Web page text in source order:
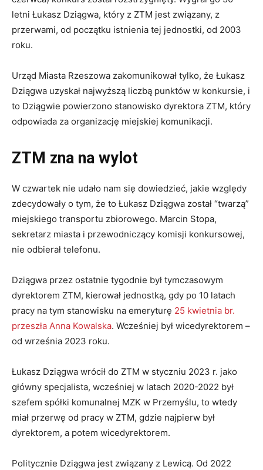
letni Łukasz Dziągwa, który z ZTM jest związany, z
przerwami, od początku istnienia tej jednostki, od 2003
roku.
Urząd Miasta Rzeszowa zakomunikował tylko, że Łukasz
Dziągwa uzyskał najwyższą liczbą punktów w konkursie, i
to Dziągwie powierzono stanowisko dyrektora ZTM, który
odpowiada za organizację miejskiej komunikacji.
ZTM zna na wylot
W czwartek nie udało nam się dowiedzieć, jakie względy
zdecydowały o tym, że to Łukasz Dziągwa został “twarzą”
miejskiego transportu zbiorowego. Marcin Stopa,
sekretarz miasta i przewodniczący komisji konkursowej,
nie odbierał telefonu.
Dziągwa przez ostatnie tygodnie był tymczasowym
dyrektorem ZTM, kierował jednostką, gdy po 10 latach
pracy na tym stanowisku na emeryturę 25 kwietnia br.
przeszła Anna Kowalska. Wcześniej był wicedyrektorem –
od września 2023 roku.
Łukasz Dziągwa wrócił do ZTM w styczniu 2023 r. jako
główny specjalista, wcześniej w latach 2020-2022 był
szefem spółki komunalnej MZK w Przemyślu, to wtedy
miał przerwę od pracy w ZTM, gdzie najpierw był
dyrektorem, a potem wicedyrektorem.
Politycznie Dziągwa jest związany z Lewicą. Od 2022